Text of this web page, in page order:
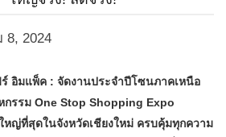
8, 2024
อิมแพ็ค : จัดงานประจำปีโซนภาคเหนือ
กรรม One Stop Shopping Expo
หญ่ที่สุดในจังหวัดเชียงใหม่ ครบคุ้มทุกความ